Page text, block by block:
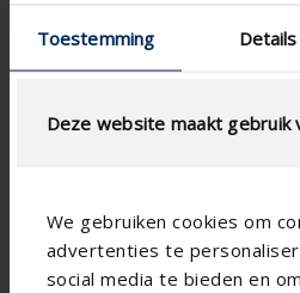
Toestemming Details
Deze website maakt gebruik
We gebruiken cookies om
advertenties te
social media te bieden en